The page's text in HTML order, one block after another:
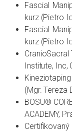
Fascial
kurz (Pietro
Fascial
kurz (Pietro
Institute, Inc,
(Mgr. Tereza
BOSU®
ACADEMY,